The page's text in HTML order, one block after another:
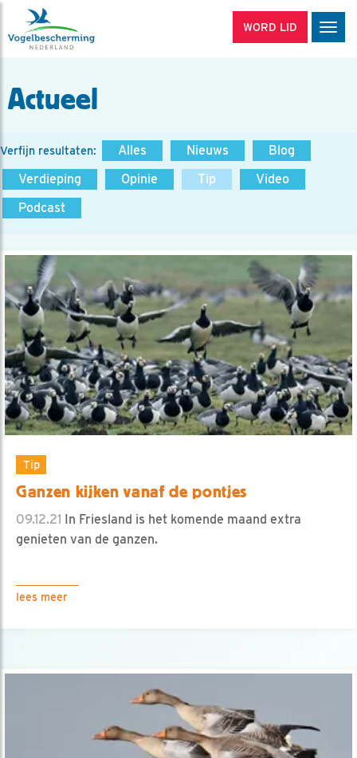
WORD LID
Actueel
Verfijn resultaten: Alles Nieuws
Blog
Verdieping
Opinie Tip
Video
Podcast
Tip
Ganzen kijken vanaf de pontjes
09.12.21 In Friesland is het komende maand extra
genieten van de ganzen.
lees meer